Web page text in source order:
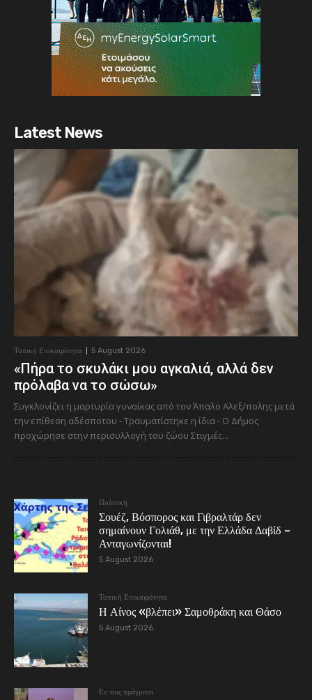
Latest News
Τοπική Επικαιρότητα 5 August 2026
«Πήρα το σκυλάκι μου αγκαλιά, αλλά δεν
πρόλαβα να το σώσω»
Συγκλονίζει η μαρτυρία γυναίκας από τον Άπαλο Αλεξ/πολης μετά
την επίθεση αδέσποτου - Τραυματίστηκε η ίδια - Ο Δήμος
προχώρησε στην περισυλλογή του ζώου Στιγμές...
Πολιτικη
Σουέζ, Βόσπορος και Γιβραλτάρ δεν
σημαίνουν Γολιάθ, με την Ελλάδα Δαβίδ –
Ανταγωνίζονται!
5 August 2026
Τοπική Επικαιρότητα
Η Αίνος «βλέπει» Σαμοθράκη και Θάσο
5 August 2026
Εν τοις πράγμασι